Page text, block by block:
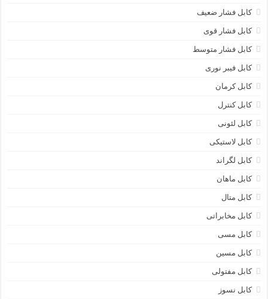
کابل فشار ضعیف
کابل فشار قوی
کابل فشار متوسط
کابل فیبر نوری
کابل کرمان
کابل کنترل
کابل لئونی
کابل لاستیکی
کابل لگراند
کابل ماهان
کابل متال
کابل مخابراتی
کابل مسی
کابل مسین
کابل مفتولی
کابل نسوز